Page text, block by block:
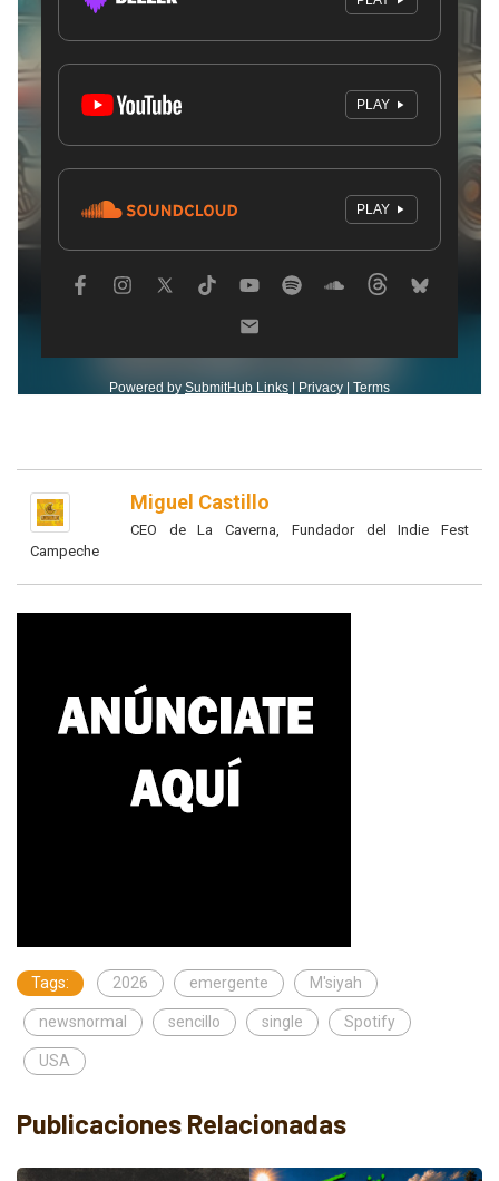
Miguel Castillo
CEO de La Caverna, Fundador del Indie Fest
Campeche
Tags: 2026 emergente M'siyah
newsnormal sencillo single Spotify
USA
Publicaciones Relacionadas